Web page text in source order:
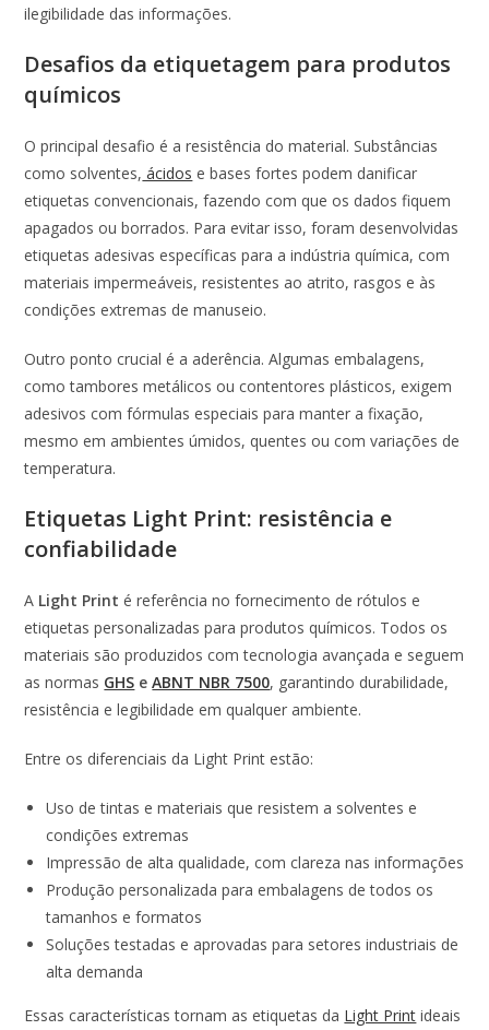
ilegibilidade das informações.
Desafios da etiquetagem para produtos
químicos
O principal desafio é a resistência do material. Substâncias
como solventes, ácidos e bases fortes podem danificar
etiquetas convencionais, fazendo com que os dados fiquem
apagados ou borrados. Para evitar isso, foram desenvolvidas
etiquetas adesivas específicas para a indústria química, com
materiais impermeáveis, resistentes ao atrito, rasgos e às
condições extremas de manuseio.
Outro ponto crucial é a aderência. Algumas embalagens,
como tambores metálicos ou contentores plásticos, exigem
adesivos com fórmulas especiais para manter a fixação,
mesmo em ambientes úmidos, quentes ou com variações de
temperatura.
Etiquetas Light Print: resistência e
confiabilidade
A Light Print é referência no fornecimento de rótulos e
etiquetas personalizadas para produtos químicos. Todos os
materiais são produzidos com tecnologia avançada e seguem
as normas GHS eABNT NBR 7500, garantindo durabilidade,
resistência e legibilidade em qualquer ambiente.
Entre os diferenciais da Light Print estão:
Uso de tintas e materiais que resistem a solventes e
condições extremas
Impressão de alta qualidade, com clareza nas informações
Produção personalizada para embalagens de todos os
tamanhos e formatos
Soluções testadas e aprovadas para setores industriais de
alta demanda
Essas características tornam as etiquetas da Light Print ideais